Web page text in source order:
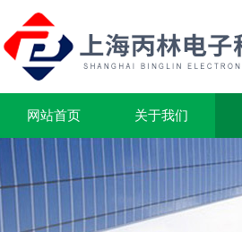
网站首页 关于我们